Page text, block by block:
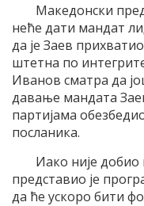
Македонски
неће дати мандат
да је Заев
штетна по
Иванов сматра да
давање мандата
партијама
посланика.
Иако није
представио је
да ће ускоро бити